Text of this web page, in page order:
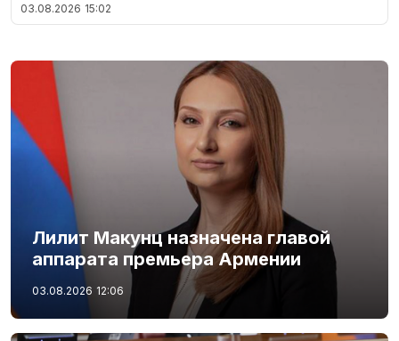
03.08.2026 15:02
Лилит Макунц назначена главой
аппарата премьера Армении
03.08.2026 12:06